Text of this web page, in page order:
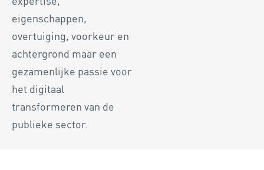
eigenschappen,
overtuiging, voorkeur en
achtergrond maar een
gezamenlijke passie voor
het digitaal
transformeren van de
publieke sector.